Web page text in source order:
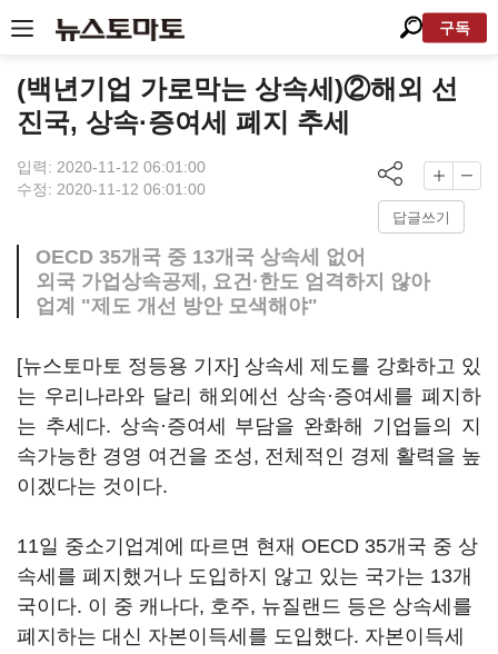
구독
(백년기업 가로막는 상속세)②해외 선
진국, 상속·증여세 폐지 추세
입력: 2020-11-12 06:01:00
수정: 2020-11-12 06:01:00
답글쓰기
OECD 35개국 중 13개국 상속세 없어
외국 가업상속공제, 요건·한도 엄격하지 않아
업계 "제도 개선 방안 모색해야"
[뉴스토마토 정등용 기자] 상속세 제도를 강화하고 있
는 우리나라와 달리 해외에선 상속·증여세를 폐지하
는 추세다. 상속·증여세 부담을 완화해 기업들의 지
속가능한 경영 여건을 조성, 전체적인 경제 활력을 높
이겠다는 것이다.
11일 중소기업계에 따르면 현재 OECD 35개국 중 상
속세를 폐지했거나 도입하지 않고 있는 국가는 13개
국이다. 이 중 캐나다, 호주, 뉴질랜드 등은 상속세를
폐지하는 대신 자본이득세를 도입했다. 자본이득세